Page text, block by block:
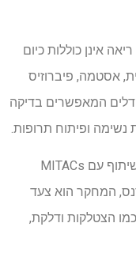
אינן כוללות כיום
אסטמה, פיברוזיס
המאפשרים בדיקה
ופיתוח תרופות.
בשיתוף עם MITACs
המחקר הוא צעד
הצטלקות ודלקת,